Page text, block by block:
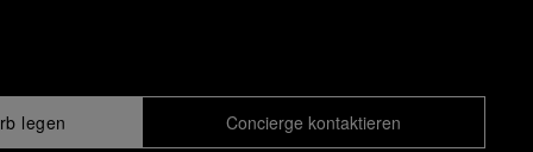
legen Concierge kontaktieren